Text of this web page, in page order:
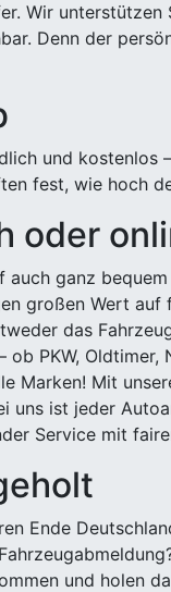
Wir
Denn der
und
fest, wie hoch
oder
ganz
großen Wert
das
PKW,
Marken! Mit
uns ist jeder
Service mit
Ende
und holen